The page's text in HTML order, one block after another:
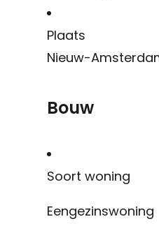
Plaats
Nieuw-
Bouw
Soort woning
Eengezinswoning